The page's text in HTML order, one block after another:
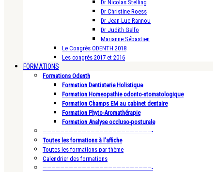
Dr Nicolas Stelling
Dr Christine Roess
Dr Jean-Luc Rannou
Dr Judith Gelfo
Marianne Sébastien
Le Congrès ODENTH 2018
Les congrès 2017 et 2016
FORMATIONS
Formations Odenth
Formation Dentisterie Holistique
Formation Homeopathie odonto-stomatologique
Formation Champs EM au cabinet dentaire
Formation Phyto-Aromathérapie
Formation Analyse occluso-posturale
—————————————————————————-
Toutes les formations à l’affiche
Toutes les formations par thème
Calendrier des formations
—————————————————————————-